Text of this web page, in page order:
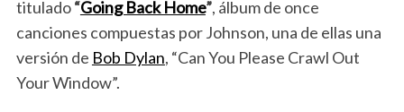
titulado“Going Back Home”, álbum de once
canciones compuestas por Johnson, una de ellas una
versión de Bob Dylan, “Can You Please Crawl Out
Your Window”.